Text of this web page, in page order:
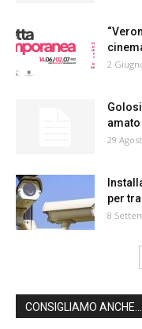
2
29
per
8
CONSIGLIAMO ANCHE...